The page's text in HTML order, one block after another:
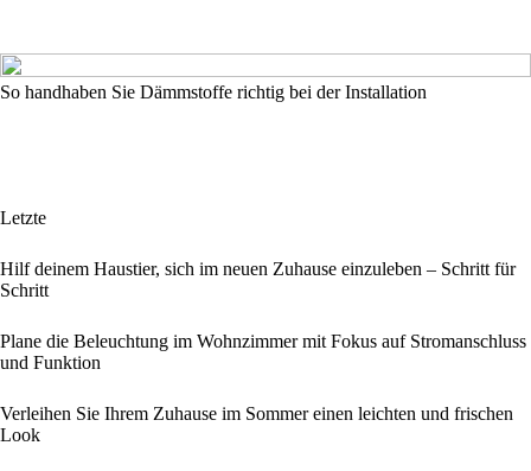
So handhaben Sie Dämmstoffe richtig bei der Installation
Letzte
Hilf deinem Haustier, sich im neuen Zuhause einzuleben – Schritt für
Schritt
Plane die Beleuchtung im Wohnzimmer mit Fokus auf Stromanschluss
und Funktion
Verleihen Sie Ihrem Zuhause im Sommer einen leichten und frischen
Look